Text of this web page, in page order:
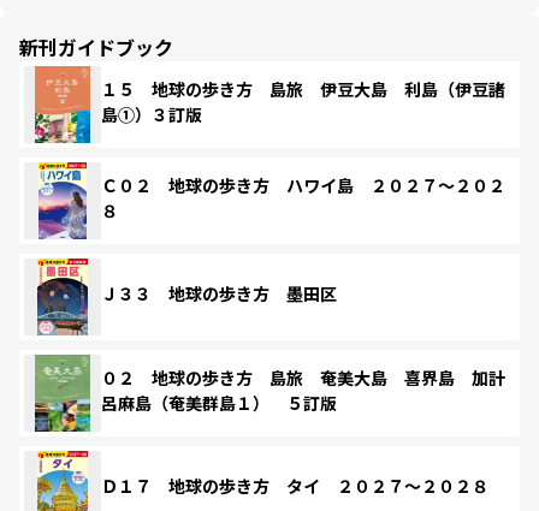
新刊ガイドブック
１５ 地球の歩き方 島旅 伊豆大島 利島（伊豆諸
島①）３訂版
Ｃ０２ 地球の歩き方 ハワイ島 ２０２７～２０２
８
Ｊ３３ 地球の歩き方 墨田区
０２ 地球の歩き方 島旅 奄美大島 喜界島 加計
呂麻島（奄美群島１） ５訂版
Ｄ１７ 地球の歩き方 タイ ２０２７～２０２８